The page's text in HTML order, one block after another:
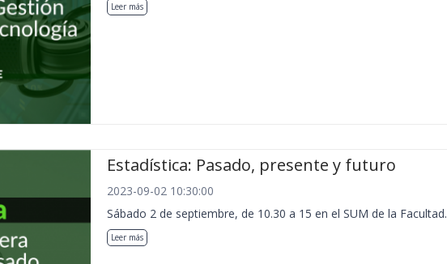
Leer más
Estadística: Pasado, presente y futuro
2023-09-02 10:30:00
Sábado 2 de septiembre, de 10.30 a 15 en el SUM de la Facultad.
Leer más